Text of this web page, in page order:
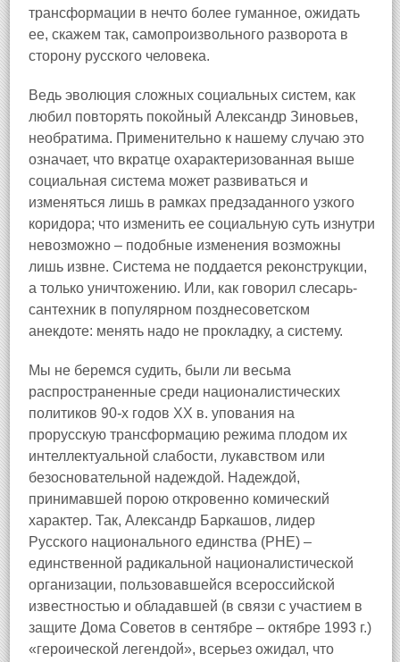
трансформации в нечто более гуманное, ожидать
ее, скажем так, самопроизвольного разворота в
сторону русского человека.
Ведь эволюция сложных социальных систем, как
любил повторять покойный Александр Зиновьев,
необратима. Применительно к нашему случаю это
означает, что вкратце охарактеризованная выше
социальная система может развиваться и
изменяться лишь в рамках предзаданного узкого
коридора; что изменить ее социальную суть изнутри
невозможно – подобные изменения возможны
лишь извне. Система не поддается реконструкции,
а только уничтожению. Или, как говорил слесарь-
сантехник в популярном позднесоветском
анекдоте: менять надо не прокладку, а систему.
Мы не беремся судить, были ли весьма
распространенные среди националистических
политиков 90-х годов XX в. упования на
прорусскую трансформацию режима плодом их
интеллектуальной слабости, лукавством или
безосновательной надеждой. Надеждой,
принимавшей порою откровенно комический
характер. Так, Александр Баркашов, лидер
Русского национального единства (РНЕ) –
единственной радикальной националистической
организации, пользовавшейся всероссийской
известностью и обладавшей (в связи с участием в
защите Дома Советов в сентябре – октябре 1993 г.)
«героической легендой», всерьез ожидал, что